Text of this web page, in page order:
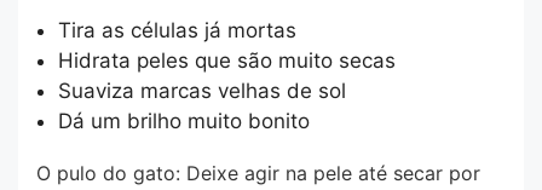
Tira as células já mortas
Hidrata peles que são muito secas
Suaviza marcas velhas de sol
Dá um brilho muito bonito
O pulo do gato: Deixe agir na pele até secar por